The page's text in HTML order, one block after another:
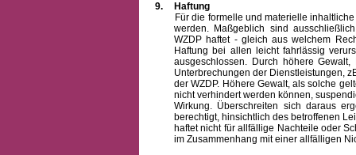
9.
Haftung
Für die formelle und materielle
werden. Maßgeblich sind
WZDP haftet - gleich aus welchem
Haftung bei allen leicht fahrlässig
ausgeschlossen. Durch höhere
Unterbrechungen der Dienstleistungen,
der WZDP. Höhere Gewalt, als solche
nicht verhindert werden können,
Wirkung. Überschreiten sich daraus
berechtigt, hinsichtlich des betroffenen
haftet nicht für allfällige Nachteile oder
im Zusammenhang mit einer allfälligen